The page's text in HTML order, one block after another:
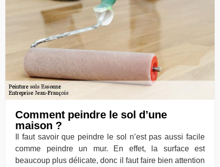
Comment peindre le sol d’une
maison ?
Il faut savoir que peindre le sol n’est pas aussi facile
comme peindre un mur. En effet, la surface est
beaucoup plus délicate, donc il faut faire bien attention